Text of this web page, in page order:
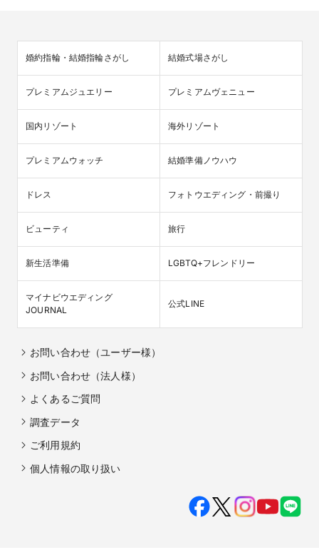
婚約指輪・結婚指輪さがし 結婚式場さがし
プレミアムジュエリー プレミアムヴェニュー
国内リゾート 海外リゾート
プレミアムウォッチ 結婚準備ノウハウ
ドレス フォトウエディング・前撮り
ビューティ 旅行
新生活準備 LGBTQ+フレンドリー
マイナビウエディング
JOURNAL
公式LINE
お問い合わせ（ユーザー様）
お問い合わせ（法人様）
よくあるご質問
調査データ
ご利用規約
個人情報の取り扱い